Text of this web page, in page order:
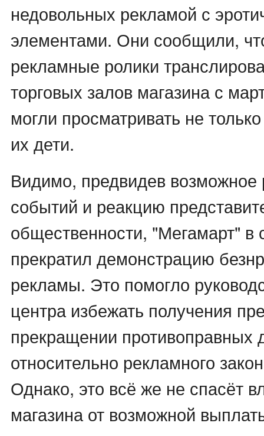
недовольных рекламой с
элементами. Они сообщили,
рекламные ролики
торговых залов магазина с
могли просматривать не
их дети.
Видимо, предвидев возможное
событий и реакцию
общественности, "Мегамарт" в
прекратил демонстрацию
рекламы. Это помогло
центра избежать получения
прекращении противоправных
относительно рекламного
Однако, это всё же не спасёт
магазина от возможной